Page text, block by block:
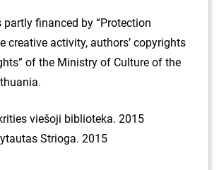
financed by “Protection
creative activity, authors’ copyrights
of the Ministry of Culture of the
viešoji biblioteka. 2015
Strioga. 2015